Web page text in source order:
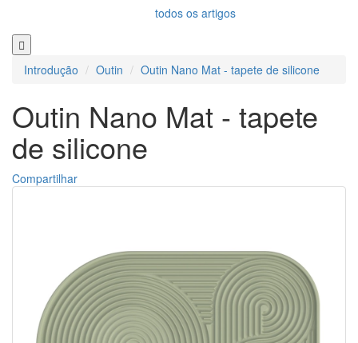
todos os artigos
Introdução Outin Outin Nano Mat - tapete de silicone
Outin Nano Mat - tapete
de silicone
Compartilhar